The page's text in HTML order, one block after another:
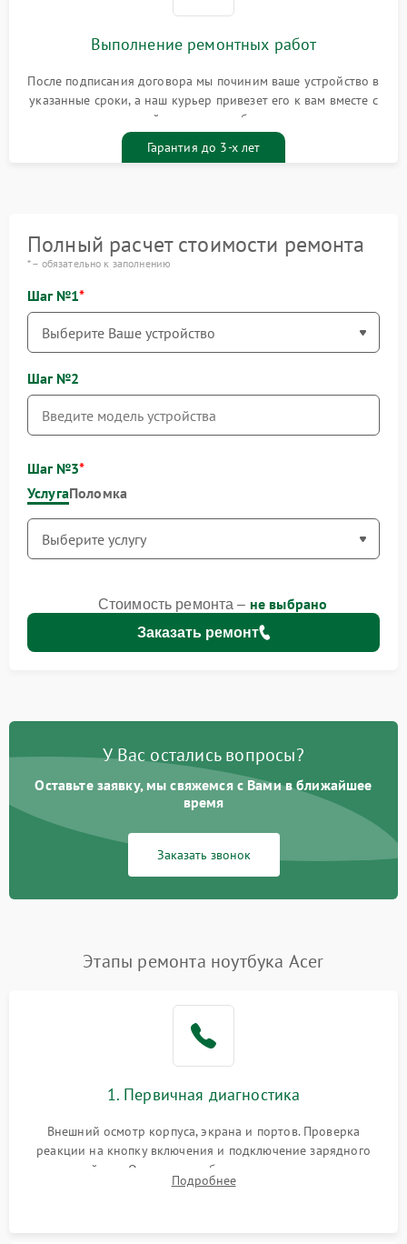
Выполнение ремонтных работ
После подписания договора мы починим ваше устройство в
указанные сроки, а наш курьер привезет его к вам вместе с
гарантийным талоном бесплатно
Гарантия до 3-х лет
Полный расчет стоимости ремонта
* – обязательно к заполнению
Шаг №1
Шаг №2
Шаг №3
УслугаПоломка
Заказать ремонт
Стоимость ремонта – не выбрано
У Вас остались вопросы?
Оставьте заявку, мы свяжемся с Вами в ближайшее
время
Заказать звонок
Этапы ремонта ноутбука Acer
1. Первичная диагностика
Внешний осмотр корпуса, экрана и портов. Проверка
реакции на кнопку включения и подключение зарядного
устройства. Оценка потребления тока с помощью
лабораторного блока питания для локализации проблемы.
Подробнее